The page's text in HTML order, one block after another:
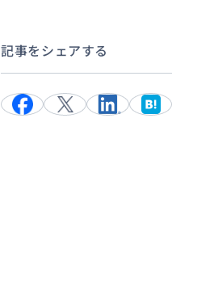
記事をシェアする